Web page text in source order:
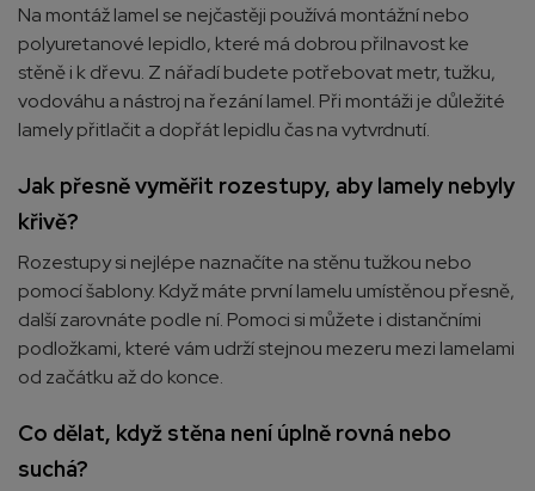
Na montáž lamel se nejčastěji používá montážní nebo
polyuretanové lepidlo, které má dobrou přilnavost ke
stěně i k dřevu. Z nářadí budete potřebovat metr, tužku,
vodováhu a nástroj na řezání lamel. Při montáži je důležité
lamely přitlačit a dopřát lepidlu čas na vytvrdnutí.
Jak přesně vyměřit rozestupy, aby lamely nebyly
křivě?
Rozestupy si nejlépe naznačíte na stěnu tužkou nebo
pomocí šablony. Když máte první lamelu umístěnou přesně,
další zarovnáte podle ní. Pomoci si můžete i distančními
podložkami, které vám udrží stejnou mezeru mezi lamelami
od začátku až do konce.
Co dělat, když stěna není úplně rovná nebo
suchá?